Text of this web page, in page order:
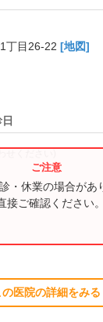
丁目26-22 [地図]
せください)
・休業の場合があ
接ご確認ください。
の医院の詳細をみる